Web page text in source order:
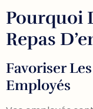
Pourquoi
Repas
Favoriser
Employés